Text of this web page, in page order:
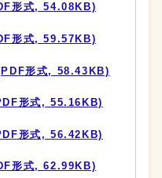
形式, 54.08KB)
形式, 59.57KB)
形式, 58.43KB)
形式, 55.16KB)
形式, 56.42KB)
形式, 62.99KB)